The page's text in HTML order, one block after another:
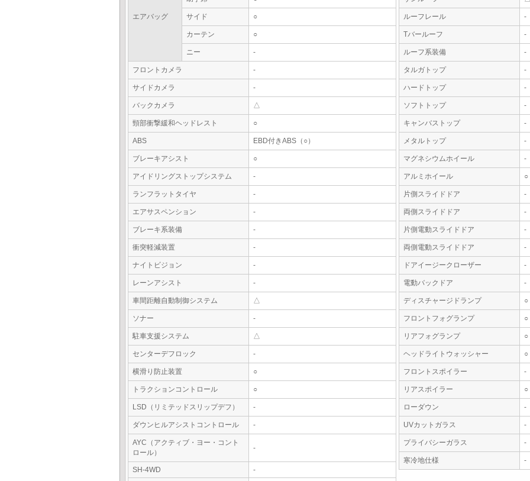
エアバッグ サイド ○
カーテン ○
ニー -
フロントカメラ -
サイドカメラ -
バックカメラ △
頸部衝撃緩和ヘッドレスト ○
ABS EBD付きABS（○）
ブレーキアシスト ○
アイドリングストップシステム -
ランフラットタイヤ -
エアサスペンション -
ブレーキ系装備 -
衝突軽減装置 -
ナイトビジョン -
レーンアシスト -
車間距離自動制御システム △
ソナー -
駐車支援システム △
センターデフロック -
横滑り防止装置 ○
トラクションコントロール ○
LSD（リミテッドスリップデフ） -
ダウンヒルアシストコントロール -
AYC（アクティブ・ヨー・コント
ロール）
-
SH-4WD
-
ルーフレール -
Tバールーフ -
ルーフ系装備 -
タルガトップ -
ハードトップ -
ソフトトップ -
キャンバストップ -
メタルトップ -
マグネシウムホイール -
アルミホイール ○
片側スライドドア -
両側スライドドア -
片側電動スライドドア -
両側電動スライドドア -
ドアイージークローザー -
電動バックドア -
ディスチャージドランプ ○
フロントフォグランプ ○
リアフォグランプ ○
ヘッドライトウォッシャー ○
フロントスポイラー -
リアスポイラー ○
ローダウン -
UVカットガラス -
プライバシーガラス -
寒冷地仕様 -